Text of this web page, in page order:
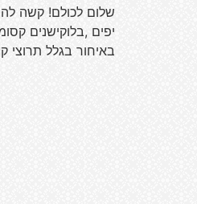
שלום לכולם! קשה
יפים ,בלוקישנים
באיחור בגלל תרוצי